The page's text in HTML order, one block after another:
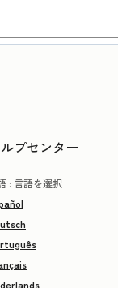
プセンター
: 言語を選択